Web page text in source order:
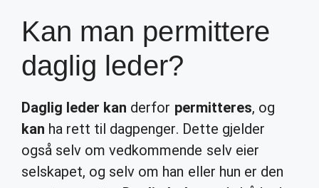
Kan man permittere
daglig leder?
Daglig leder kan derfor permitteres, og
kan ha rett til dagpenger. Dette gjelder
også selv om vedkommende selv eier
selskapet, og selv om han eller hun er den